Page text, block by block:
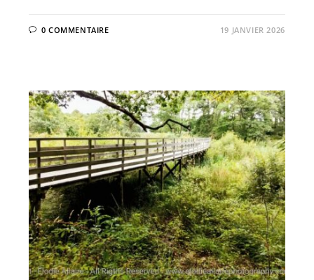
0 COMMENTAIRE 19 JANVIER 2026